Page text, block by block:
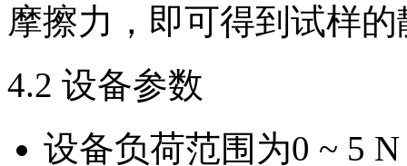
摩擦力，即可得到试样
4.2 设备参数
设备负荷范围为0 ~ 5